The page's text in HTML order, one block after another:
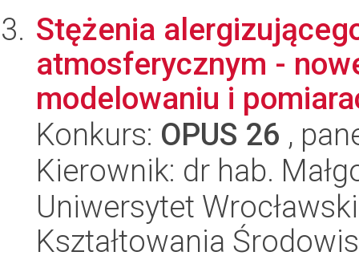
Stężenia
atmosferycznym -
modelowaniu i
Konkurs: OPUS 26 ,
Kierownik: dr hab.
Uniwersytet
Kształtowania